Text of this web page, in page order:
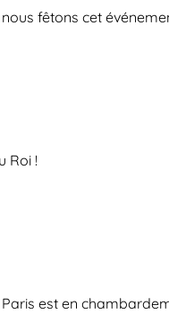
fêtons cet
Roi !
est en